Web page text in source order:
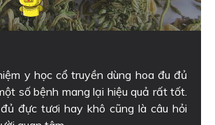
y học cổ truyền dùng hoa đu đủ
số bệnh mang lại hiệu quả rất tốt.
đực tươi hay khô cũng là câu hỏi